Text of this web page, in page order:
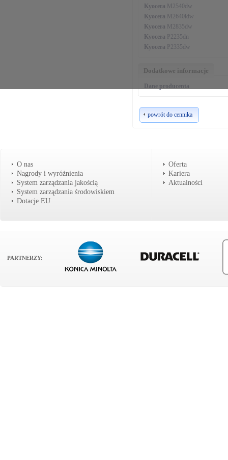
Kyocera M2540dw
Kyocera M2640idw
Kyocera M2835dw
Kyocera P2235dn
Kyocera P2335dw
Dodatkowe informacje
Dane producenta
powrót do cennika
O nas
Nagrody i wyróżnienia
System zarządzania jakością
System zarządzania środowiskiem
Dotacje EU
Oferta
Kariera
Aktualności
PARTNERZY: